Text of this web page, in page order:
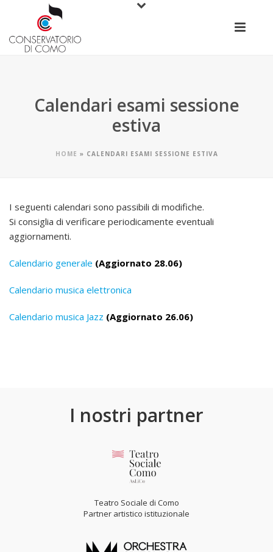
Calendari esami sessione
estiva
HOME » CALENDARI ESAMI SESSIONE ESTIVA
I seguenti calendari sono passibili di modifiche.
Si consiglia di verificare periodicamente eventuali
aggiornamenti.
Calendario generale (Aggiornato 28.06)
Calendario musica elettronica
Calendario musica Jazz (Aggiornato 26.06)
I nostri partner
Teatro Sociale di Como
Partner artistico istituzionale